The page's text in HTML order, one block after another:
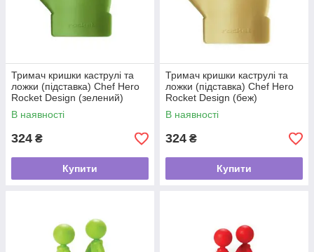
Тримач кришки каструлі та
ложки (підставка) Chef Hero
Rocket Design (зелений)
В наявності
324 ₴
Купити
Тримач кришки каструлі та
ложки (підставка) Chef Hero
Rocket Design (беж)
В наявності
324 ₴
Купити